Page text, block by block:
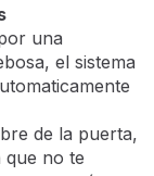
Gas
para
café
cómo se